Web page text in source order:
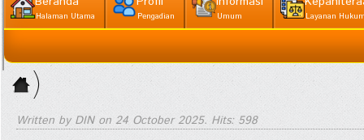
Halaman Utama Pengadian Umum Layanan
Informasi
Home
Written by DIN on 24 October 2025. Hits: 598